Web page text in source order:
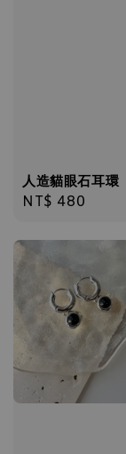
人造貓眼石耳環
Regular
NT$ 480